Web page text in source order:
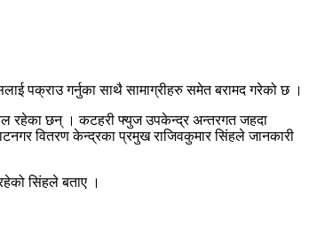
पक्राउ गर्नुका साथै सामाग्रीहरु समेत बरामद गरेको छ ।
रहेका छन् । कटहरी फ्युज उपकेन्द्र अन्तरगत जहदा
वितरण केन्द्रका प्रमुख राजिवकुमार सिंहले जानकारी
सिंहले बताए ।